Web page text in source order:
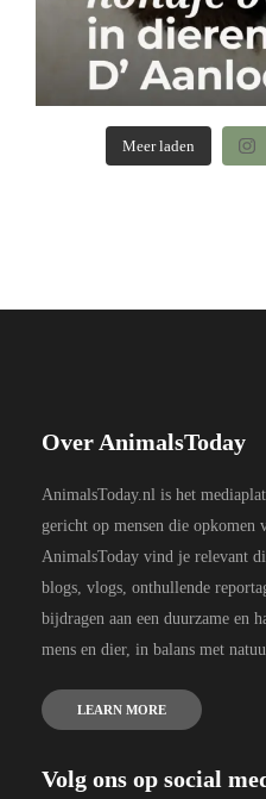
Meer laden
Over AnimalsToday
AnimalsToday.nl is het
gericht op mensen die
AnimalsToday vind je relevant
blogs, vlogs, onthullende
bijdragen aan een duurzame en
mens en dier, in balans met
LEARN MORE
Volg ons op social